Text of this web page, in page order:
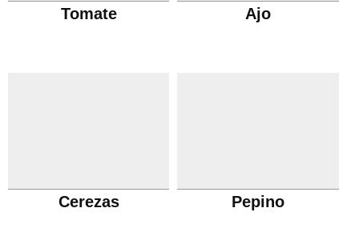
Tomate Ajo
Cerezas Pepino